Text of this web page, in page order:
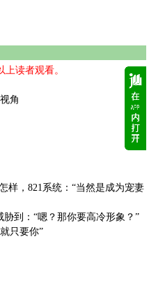
读者观看。
角
样，821系统：“当然是成为宠妻
到：“嗯？那你要高冷形象？”
只要你”